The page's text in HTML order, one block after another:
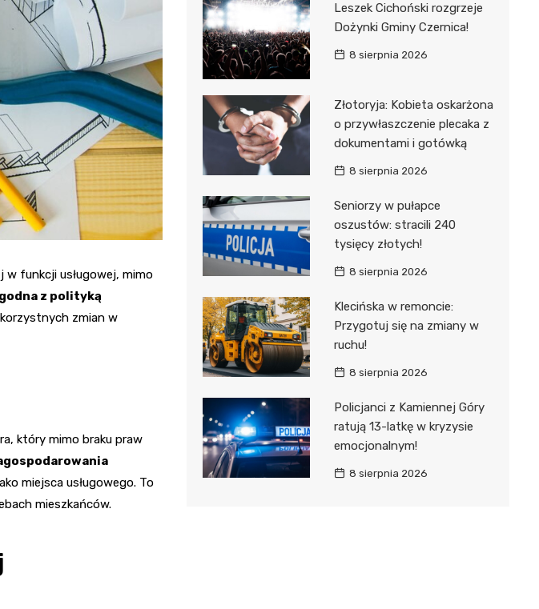
w funkcji usługowej, mimo
z polityką
zmian w
który mimo braku praw
miejsca usługowego. To
mieszkańców.
Leszek Cichoński rozgrzeje
Dożynki Gminy Czernica!
8 sierpnia 2026
Złotoryja: Kobieta oskarżona
o przywłaszczenie plecaka z
dokumentami i gotówką
8 sierpnia 2026
Seniorzy w pułapce
oszustów: stracili 240
tysięcy złotych!
8 sierpnia 2026
Klecińska w remoncie:
Przygotuj się na zmiany w
ruchu!
8 sierpnia 2026
Policjanci z Kamiennej Góry
ratują 13-latkę w kryzysie
emocjonalnym!
8 sierpnia 2026